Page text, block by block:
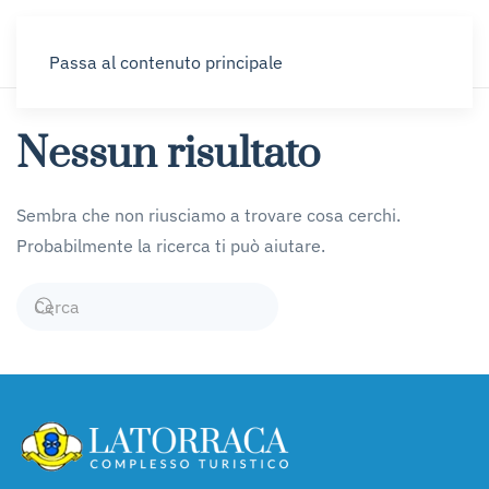
Passa al contenuto principale
Nessun risultato
Sembra che non riusciamo a trovare cosa cerchi.
Probabilmente la ricerca ti può aiutare.